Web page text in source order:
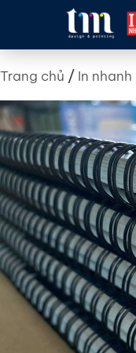
Trang chủ / In nhanh